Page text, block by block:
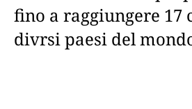
fino a raggiungere 17
divrsi paesi del